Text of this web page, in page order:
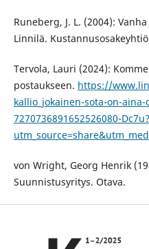
Runeberg, J. L. (2004):
Linnilä.
Tervola, Lauri (2024):
postaukseen. https://
kallio_jokainen-sota-on-
7270736891652526080-Dc7u?
von Wright, Georg Henrik
Suunnistusyritys. Otava.